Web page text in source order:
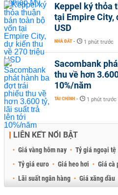
Keppel ký thỏa
tại Empire City,
USD
NHÀ ĐẤT - 1 phút trước
Sacombank
thu về hơn
10%/năm
TÀI CHÍNH - 1 phút trước
LIÊN KẾT NỔI BẬT
Giá vàng hôm nay Tỷ giá ngoại tệ
Tỷ giá euro
Giá heo hơi Giá cà
Lãi suất ngân hàng
Giá xăng dầu